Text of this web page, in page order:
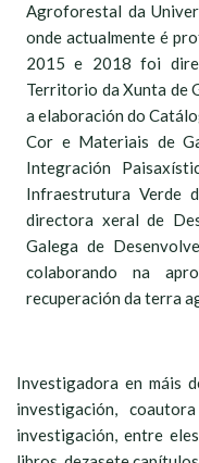
Agroforestal da
onde actualmente é
2015 e 2018 foi
Territorio da Xunta de
a elaboración do
Cor e Materiais de
Integración
Infraestrutura Verde
directora xeral de
Galega de
colaborando na
recuperación da terra
Investigadora en máis
investigación,
investigación, entre